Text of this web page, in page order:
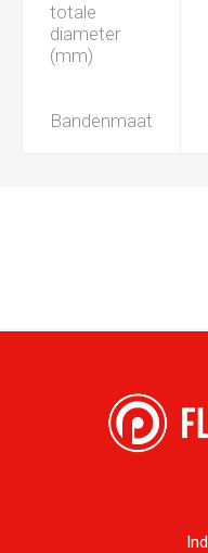
totale
diameter
(mm)
Bandenmaat